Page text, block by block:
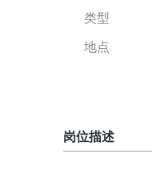
类型
地点
岗位描述